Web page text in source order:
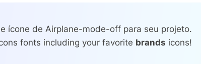
ícone de Airplane-mode-off para seu projeto.
fonts including your favorite brands icons!